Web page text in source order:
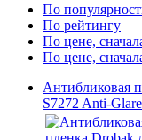
По
По рейтингу
По цене,
По цене,
Антибликовая
S7272 Anti-Glare